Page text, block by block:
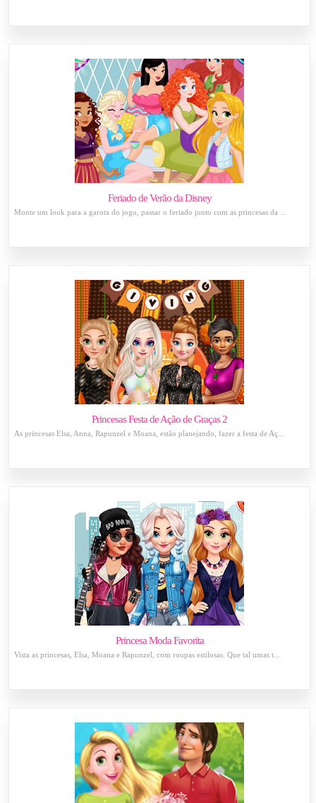
Feriado de Verão da Disney
Monte um look para a garota do jogo, passar o feriado junto com as princesas da ...
Princesas Festa de Ação de Graças 2
As princesas Elsa, Anna, Rapunzel e Moana, estão planejando, fazer a festa de Aç...
Princesa Moda Favorita
Vista as princesas, Elsa, Moana e Rapunzel, com roupas estilosas. Que tal umas t...